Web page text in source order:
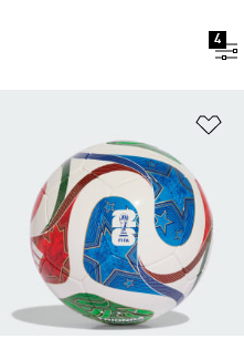
4
à la Liste de produits